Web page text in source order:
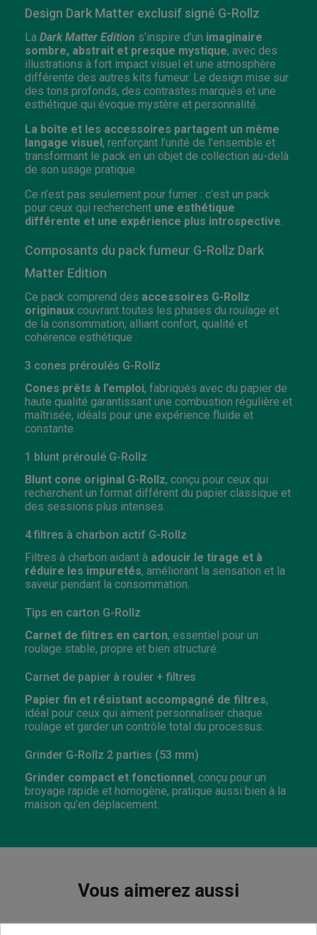
Design Dark Matter exclusif signé G-Rollz
La Dark Matter Edition s’inspire d’un imaginaire
sombre, abstrait et presque mystique, avec des
illustrations à fort impact visuel et une atmosphère
différente des autres kits fumeur. Le design mise sur
des tons profonds, des contrastes marqués et une
esthétique qui évoque mystère et personnalité.
La boîte et les accessoires partagent un même
langage visuel, renforçant l’unité de l’ensemble et
transformant le pack en un objet de collection au-delà
de son usage pratique.
Ce n’est pas seulement pour fumer : c’est un pack
pour ceux qui recherchent une esthétique
différente et une expérience plus introspective
Composants du pack fumeur G-Rollz Dark
Matter Edition
Ce pack comprend des accessoires G-Rollz
originaux couvrant toutes les phases du roulage et
de la consommation, alliant confort, qualité et
cohérence esthétique :
3 cones préroulés G-Rollz
Cones prêts à l’emploi, fabriqués avec du papier de
haute qualité garantissant une combustion régulière et
maîtrisée, idéals pour une expérience fluide et
constante.
1 blunt préroulé G-Rollz
Blunt cone original G-Rollz, conçu pour ceux qui
recherchent un format différent du papier classique et
des sessions plus intenses.
4 filtres à charbon actif G-Rollz
Filtres à charbon aidant à adoucir le tirage et à
réduire les impuretés, améliorant la sensation et la
saveur pendant la consommation.
Tips en carton G-Rollz
Carnet de filtres en carton, essentiel pour un
roulage stable, propre et bien structuré.
Carnet de papier à rouler + filtres
Papier fin et résistant accompagné de filtres,
idéal pour ceux qui aiment personnaliser chaque
roulage et garder un contrôle total du processus.
Grinder G-Rollz 2 parties (53 mm)
Grinder compact et fonctionnel, conçu pour un
broyage rapide et homogène, pratique aussi bien à la
maison qu’en déplacement.
Vous aimerez aussi